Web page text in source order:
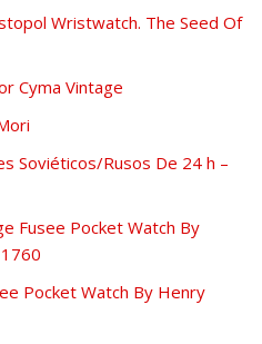
Wristwatch. The Seed Of
Cyma Vintage
Soviéticos/Rusos De 24 h –
Fusee Pocket Watch By
Pocket Watch By Henry